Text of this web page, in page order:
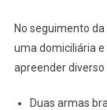
No seguimento
uma domiciliária
apreender
Duas armas